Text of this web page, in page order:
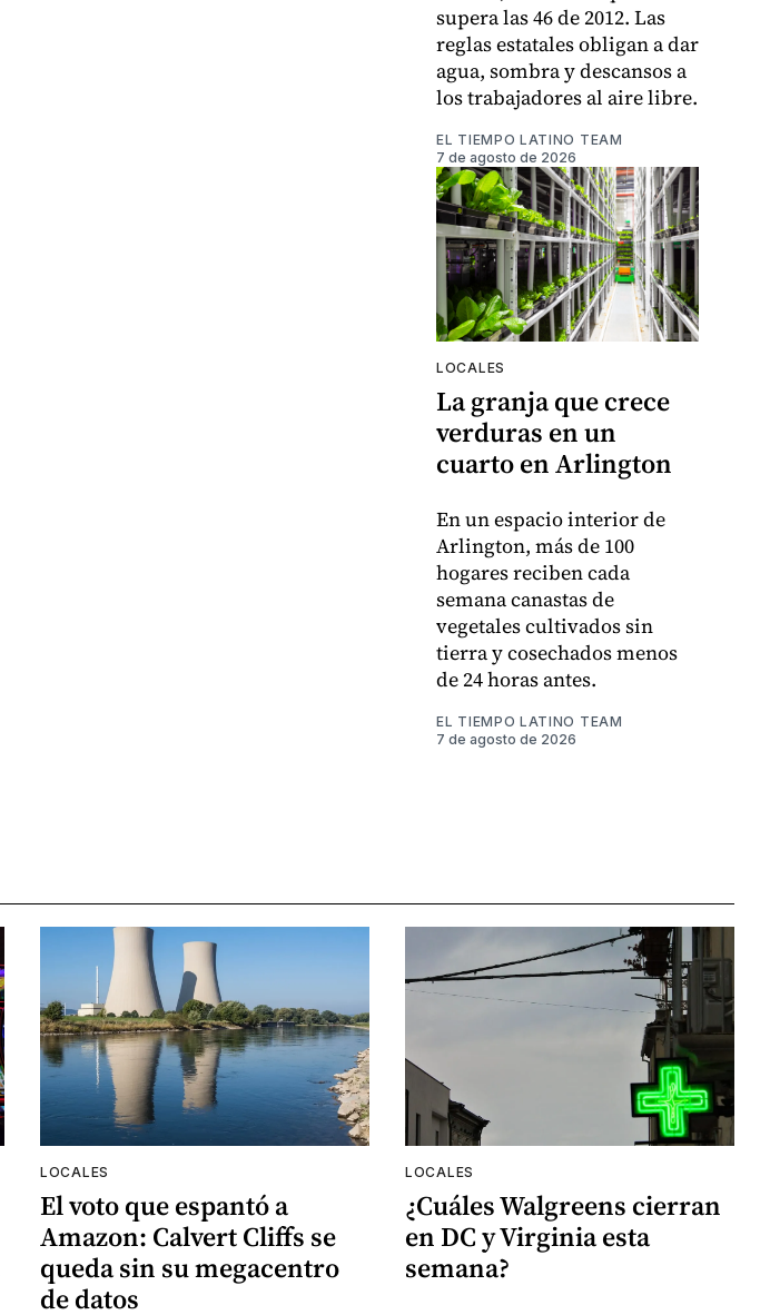
supera las 46 de 2012. Las
reglas estatales obligan a dar
agua, sombra y descansos a
los trabajadores al aire libre.
EL TIEMPO LATINO TEAM
7 de agosto de 2026
LOCALES
La granja que crece
verduras en un
cuarto en Arlington
En un espacio interior de
Arlington, más de 100
hogares reciben cada
semana canastas de
vegetales cultivados sin
tierra y cosechados menos
de 24 horas antes.
EL TIEMPO LATINO TEAM
7 de agosto de 2026
LOCALES
El voto que espantó a
Amazon: Calvert Cliffs se
queda sin su megacentro
de datos
LOCALES
¿Cuáles Walgreens cierran
en DC y Virginia esta
semana?